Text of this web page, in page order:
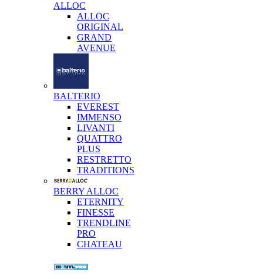
ALLOC
ALLOC
ORIGINAL
GRAND
AVENUE
BALTERIO
EVEREST
IMMENSO
LIVANTI
QUATTRO
PLUS
RESTRETTO
TRADITIONS
BERRY ALLOC
ETERNITY
FINESSE
TRENDLINE
PRO
CHATEAU